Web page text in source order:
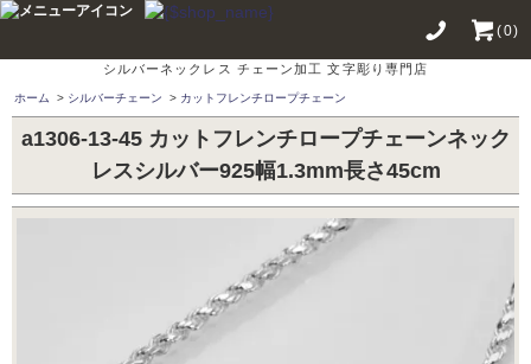
(0)
シルバーネックレス チェーン加工 文字彫り専門店
ホーム > シルバーチェーン > カットフレンチロープチェーン
a1306-13-45 カットフレンチロープチェーンネック
レスシルバー925幅1.3mm長さ45cm